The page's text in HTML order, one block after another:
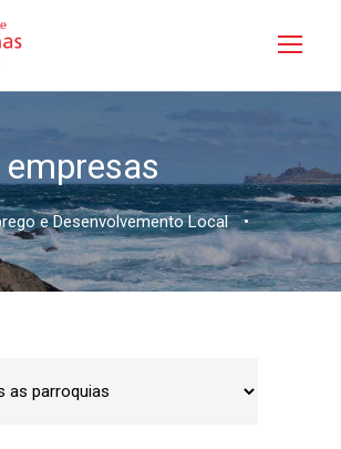
empresas
e Desenvolvemento Local •